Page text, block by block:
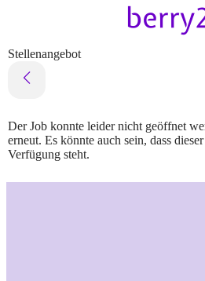
Stellenangebot
Der Job konnte leider nicht geöffnet
erneut. Es könnte auch sein, dass
Verfügung steht.